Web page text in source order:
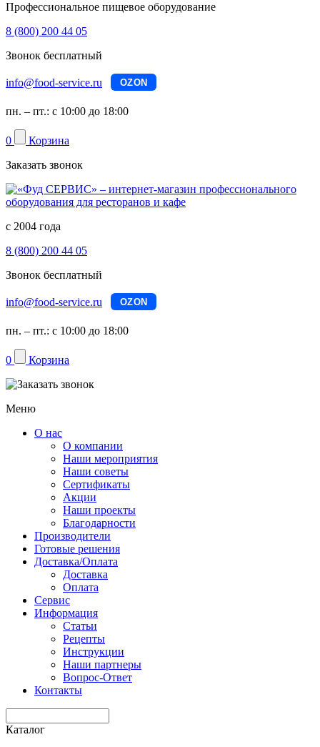
Профессиональное пищевое оборудование
8 (800) 200 44 05
Звонок бесплатный
info@food-service.ru OZON
пн. – пт.: с 10:00 до 18:00
0
Корзина
Заказать звонок
с 2004 года
8 (800) 200 44 05
Звонок бесплатный
info@food-service.ru OZON
пн. – пт.: с 10:00 до 18:00
0 Корзина
Меню
О нас
О компании
Наши мероприятия
Наши советы
Сертификаты
Акции
Наши проекты
Благодарности
Производители
Готовые решения
Доставка/Оплата
Доставка
Оплата
Сервис
Информация
Статьи
Рецепты
Инструкции
Наши партнеры
Вопрос-Ответ
Контакты
Каталог